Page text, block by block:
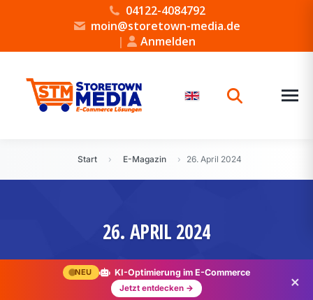
04122-4084792
moin@storetown-media.de
|
Anmelden
Start › E-Magazin › 26. April 2024
NEU KI-Optimierung im E-Commerce
Jetzt entdecken → ×
26. APRIL 2024